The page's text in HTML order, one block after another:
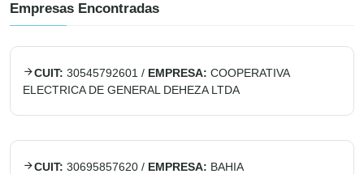
Empresas Encontradas
CUIT: 30545792601 / EMPRESA: COOPERATIVA
ELECTRICA DE GENERAL DEHEZA LTDA
CUIT: 30695857620 / EMPRESA: BAHIA